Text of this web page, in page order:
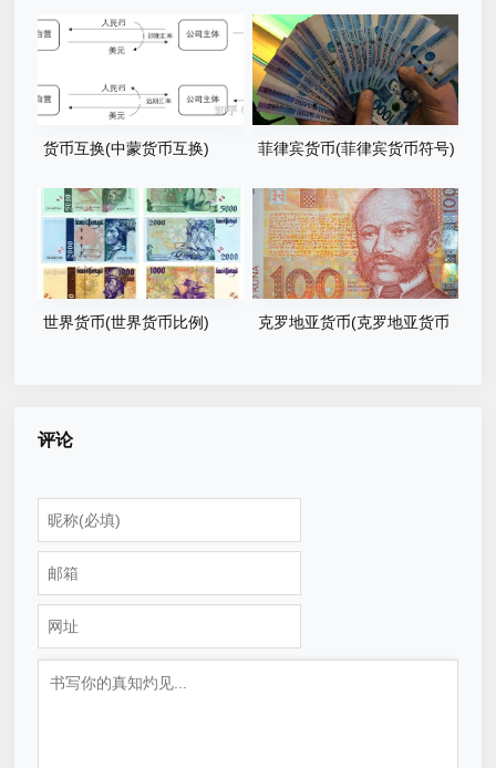
货币互换(中蒙货币互换) 菲律宾货币(菲律宾货币符号)
世界货币(世界货币比例)
克罗地亚货币(克罗地亚货币
评论